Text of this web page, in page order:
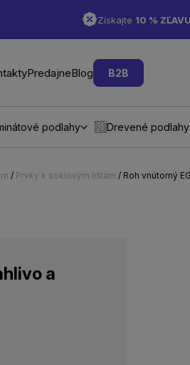
Získajte 10 % ZĽAVU
PredajneBlog B2B
podlahy Drevené podlahy
/ Prvky k soklovým lištám / Roh vnútorný
a